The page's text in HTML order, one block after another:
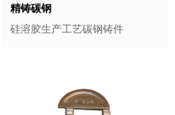
精铸碳钢
硅溶胶生产工艺碳钢铸件